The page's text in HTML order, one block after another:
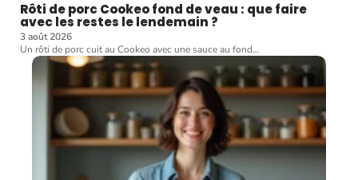
Rôti de porc Cookeo fond de veau : que faire
avec les restes le lendemain ?
3 août 2026
Un rôti de porc cuit au Cookeo avec une sauce au fond…